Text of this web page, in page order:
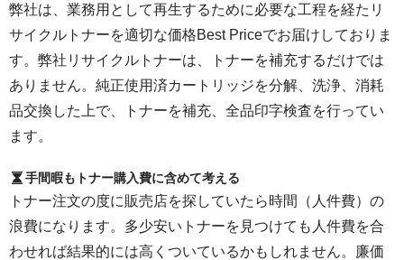
弊社は、業務用として再生するために必要な工程を経たリ
サイクルトナーを適切な価格Best Priceでお届けしておりま
す。弊社リサイクルトナーは、トナーを補充するだけでは
ありません。純正使用済カートリッジを分解、洗浄、消耗
品交換した上で、トナーを補充、全品印字検査を行ってい
ます。
手間暇もトナー購入費に含めて考える
トナー注文の度に販売店を探していたら時間（人件費）の
浪費になります。多少安いトナーを見つけても人件費を合
わせれば結果的には高くついているかもしれません。廉価